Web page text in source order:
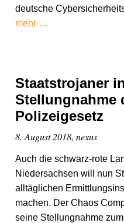
deutsche
mehr …
Staatstrojaner
Stellungnahme
Polizeigesetz
8. August 2018, nexus
Auch die schwarz-rote
Niedersachsen will nun
alltäglichen
machen. Der Chaos
seine Stellungnahme